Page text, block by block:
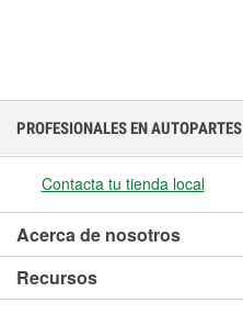
PROFESIONALES EN AUTOPARTES
Contacta tu tienda local
Acerca de nosotros
Recursos